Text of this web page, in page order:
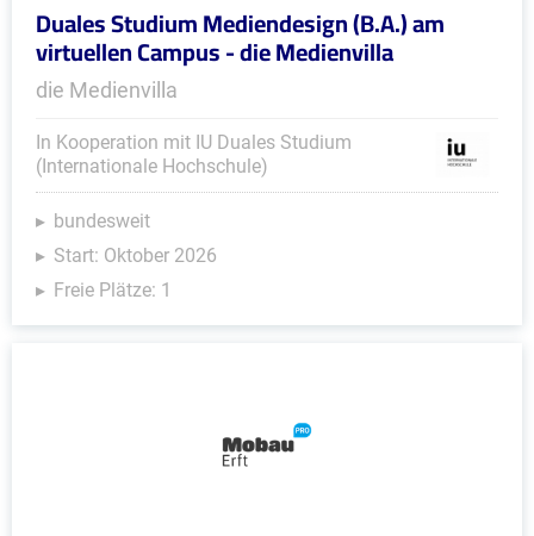
Duales Studium Mediendesign (B.A.) am
virtuellen Campus - die Medienvilla
die Medienvilla
In Kooperation mit IU Duales Studium
(Internationale Hochschule)
bundesweit
Start: Oktober 2026
Freie Plätze: 1